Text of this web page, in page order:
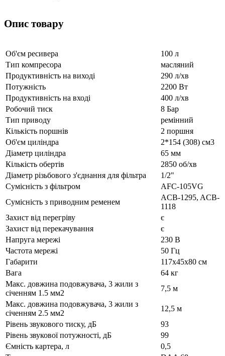
Опис товару
Об'єм ресивера
100 л
Тип компресора
масляний
Продуктивність на виході
290 л/хв
Потужність
2200 Вт
Продуктивність на вході
400 л/хв
Робочий тиск
8 Бар
Тип приводу
ремінний
Кількість поршнів
2 поршня
Об'єм циліндра
2*154 (308) см3
Діаметр циліндра
65 мм
Кількість обертів
2850 об/хв
Діаметр різьбового з'єднання для фільтра
1/2"
Сумісність з фільтром
AFC-105VG
Сумісність з приводним ременем
ACB-1295, ACB-
1118
Захист від перегріву
є
Захист від перекачування
є
Напруга мережі
230 В
Частота мережі
50 Гц
Габарити
117х45х80 см
Вага
64 кг
Макс. довжина подовжувача, 3 жили з
січенням 1.5 мм2
7,5 м
Макс. довжина подовжувача, 3 жили з
січенням 2.5 мм2
12,5 м
Рівень звукового тиску, дБ
93
Рівень звукової потужності, дБ
99
Ємність картера, л
0,5